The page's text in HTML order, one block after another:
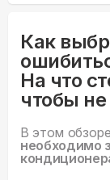
Как
На что
чтобы
В этом
необходимо